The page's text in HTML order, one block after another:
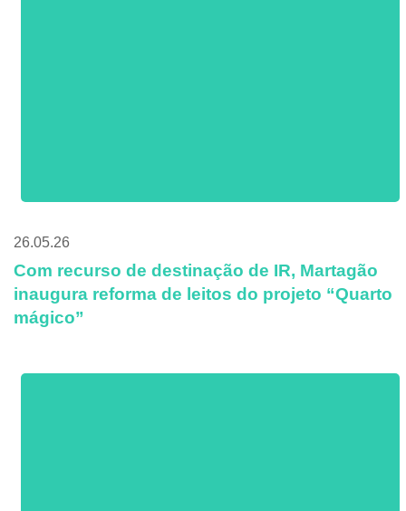
26.05.26
Com recurso de destinação de IR, Martagão
inaugura reforma de leitos do projeto “Quarto
mágico”